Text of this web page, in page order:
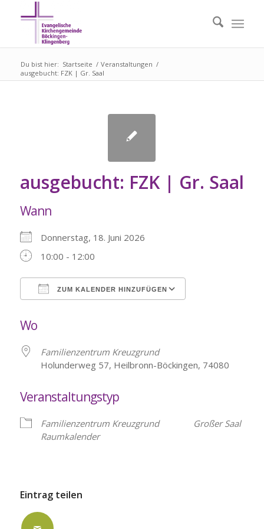
Du bist hier: Startseite / Veranstaltungen /
ausgebucht: FZK | Gr. Saal
ausgebucht: FZK | Gr. Saal
Wann
Donnerstag, 18. Juni 2026
10:00 - 12:00
ZUM KALENDER HINZUFÜGEN
Wo
Familienzentrum Kreuzgrund
Holunderweg 57, Heilbronn-Böckingen, 74080
Veranstaltungstyp
Familienzentrum Kreuzgrund
Großer Saal
Raumkalender
Eintrag teilen